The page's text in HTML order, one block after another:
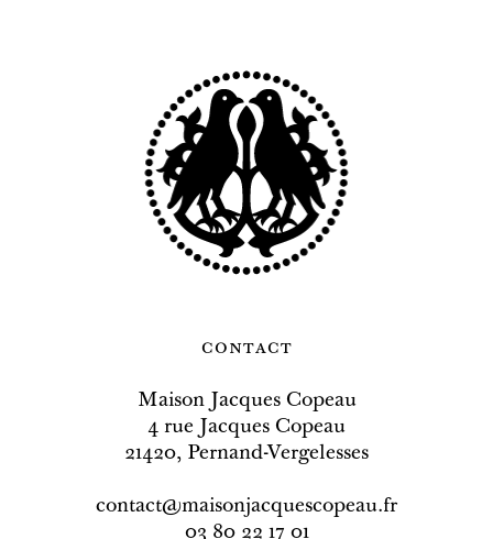
contact
Maison Jacques Copeau
4 rue Jacques Copeau
21420, Pernand-Vergelesses
contact@maisonjacquescopeau.fr
03 80 22 17 01